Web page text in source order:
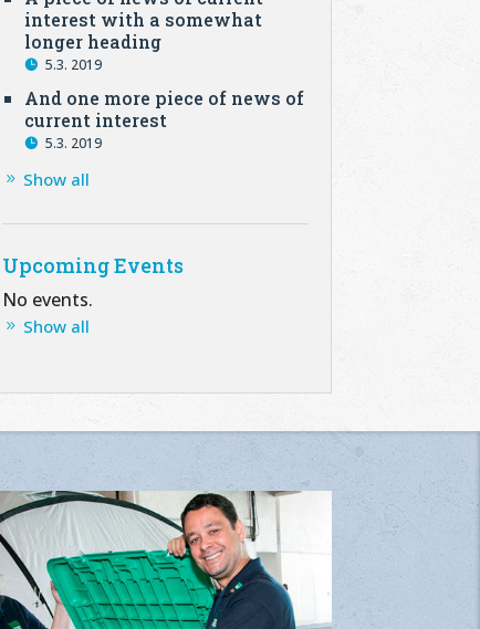
interest with a somewhat
longer heading
5.3. 2019
And one more piece of news of
current interest
5.3. 2019
Show all
Upcoming Events
No events.
Show all